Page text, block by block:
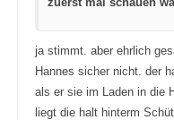
ja stimmt. aber ehrlich
Hannes sicher nicht. der
als er sie im Laden in die
liegt die halt hinterm